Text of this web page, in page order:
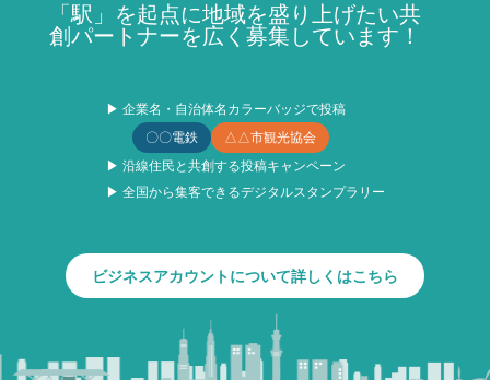
「駅」を起点に地域を盛り上げたい共
創パートナーを広く募集しています！
▶ 企業名・自治体名カラーバッジで投稿
〇〇電鉄
△△市観光協会
▶ 沿線住民と共創する投稿キャンペーン
▶ 全国から集客できるデジタルスタンプラリー
ビジネスアカウントについて詳しくはこちら